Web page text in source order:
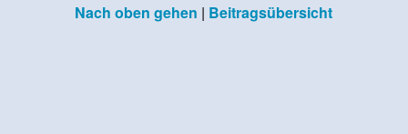
Nach oben gehen | Beitragsübersicht